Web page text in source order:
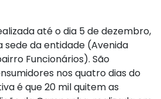
até o dia 5 de dezembro,
sede da entidade (Avenida
Funcionários). São
nos quatro dias do
é que 20 mil quitem as